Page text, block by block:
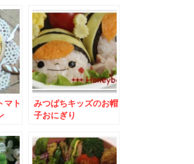
マト
みつばちキッズのお帽
子おにぎり